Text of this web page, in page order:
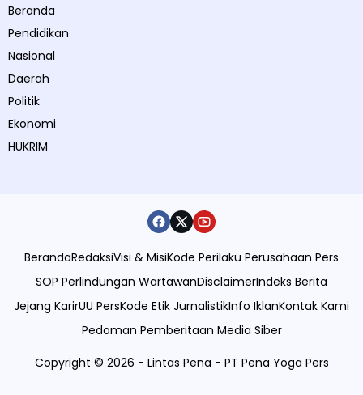
Beranda
Pendidikan
Nasional
Daerah
Politik
Ekonomi
HUKRIM
BerandaRedaksiVisi & MisiKode Perilaku Perusahaan Pers
SOP Perlindungan WartawanDisclaimerIndeks Berita
Jejang KarirUU PersKode Etik JurnalistikInfo IklanKontak Kami
Pedoman Pemberitaan Media Siber
Copyright © 2026 - Lintas Pena - PT Pena Yoga Pers